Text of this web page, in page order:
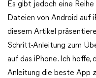
Es gibt jedoch eine
Dateien von Android auf
diesem Artikel
Schritt-Anleitung zum
auf das iPhone. Ich hoffe,
Anleitung die beste App